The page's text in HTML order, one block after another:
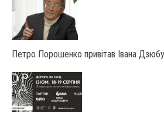
Петро Порошенко привітав Івана